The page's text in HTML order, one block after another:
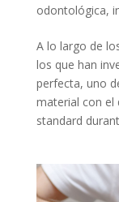
odontológica,
A lo largo de
los que han
perfecta, uno
material con el
standard